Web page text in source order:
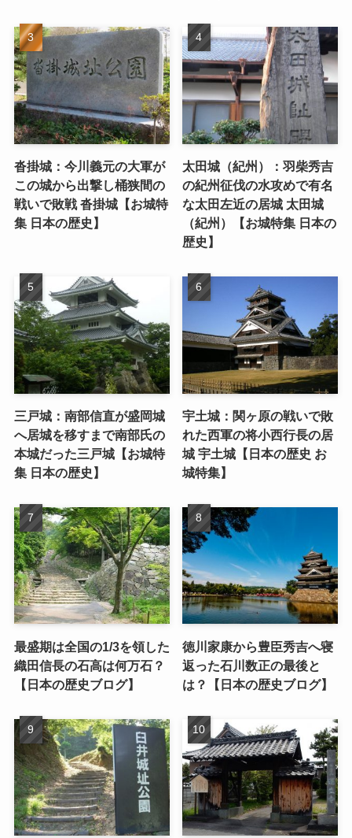
沓掛城：今川義元の大軍が
この城から出撃し桶狭間の
戦いで敗戦 沓掛城【お城特
集 日本の歴史】
太田城（紀州）：羽柴秀吉
の紀州征伐の水攻めで有名
な太田左近の居城 太田城
（紀州）【お城特集 日本の
歴史】
三戸城：南部信直が盛岡城
へ居城を移すまで南部氏の
本城だった三戸城【お城特
集 日本の歴史】
宇土城：関ヶ原の戦いで敗
れた西軍の将小西行長の居
城 宇土城【日本の歴史 お
城特集】
最盛期は全国の1/3を領した
織田信長の石高は何万石？
【日本の歴史ブログ】
徳川家康から豊臣秀吉へ寝
返った石川数正の最後と
は？【日本の歴史ブログ】